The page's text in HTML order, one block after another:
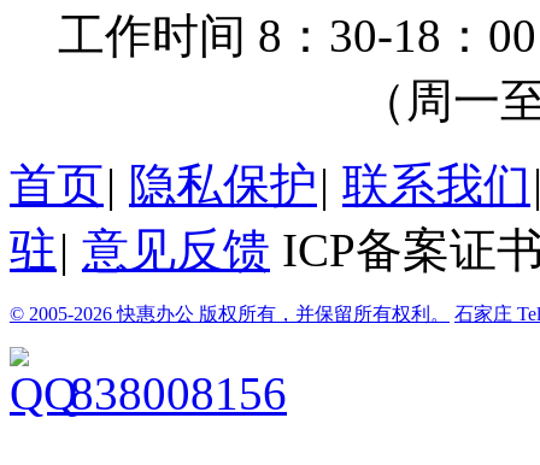
工作时间 8：30-18：00
（周一至周
首页| 隐私保护| 联系我们
驻| 意见反馈 ICP备案证
© 2005-2026 快惠办公 版权所有，并保留所有权利。 石家庄
838008156